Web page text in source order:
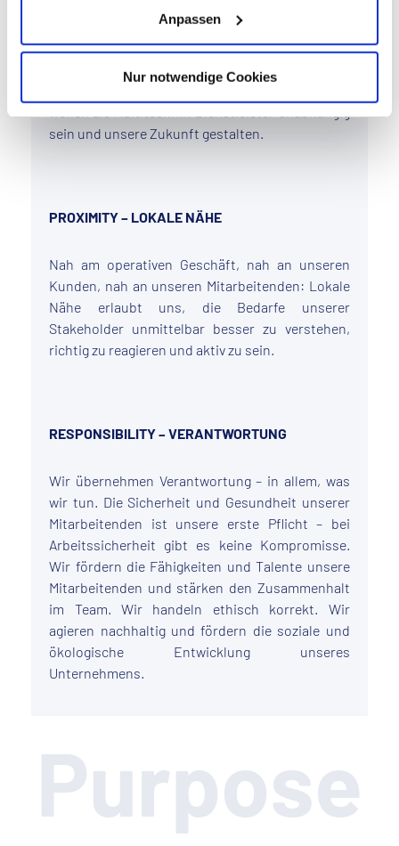
Anpassen
Nur notwendige Cookies
Kunden stehen wir für Qualität und
zukunftsorientierte Lösungen. Wir stärken
unsere Mitarbeitenden und begeistern neue
sein und unsere Zukunft gestalten.
PROXIMITY – LOKALE NÄHE
Nah am operativen Geschäft, nah an unseren
Kunden, nah an unseren Mitarbeitenden: Lokale
Nähe erlaubt uns, die Bedarfe unserer
Stakeholder unmittelbar besser zu verstehen,
richtig zu reagieren und aktiv zu sein.
RESPONSIBILITY – VERANTWORTUNG
Wir übernehmen Verantwortung – in allem, was
wir tun. Die Sicherheit und Gesundheit unserer
Mitarbeitenden ist unsere erste Pflicht – bei
Arbeitssicherheit gibt es keine Kompromisse.
Wir fördern die Fähigkeiten und Talente unsere
Mitarbeitenden und stärken den Zusammenhalt
im Team. Wir handeln ethisch korrekt. Wir
agieren nachhaltig und fördern die soziale und
ökologische Entwicklung unseres
Unternehmens.
Purpose